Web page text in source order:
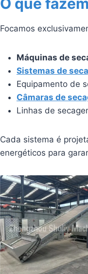
Focamos
Máquinas de
Sistemas de
Equipamento de
Câmaras de
Linhas de
Cada sistema é
energéticos para